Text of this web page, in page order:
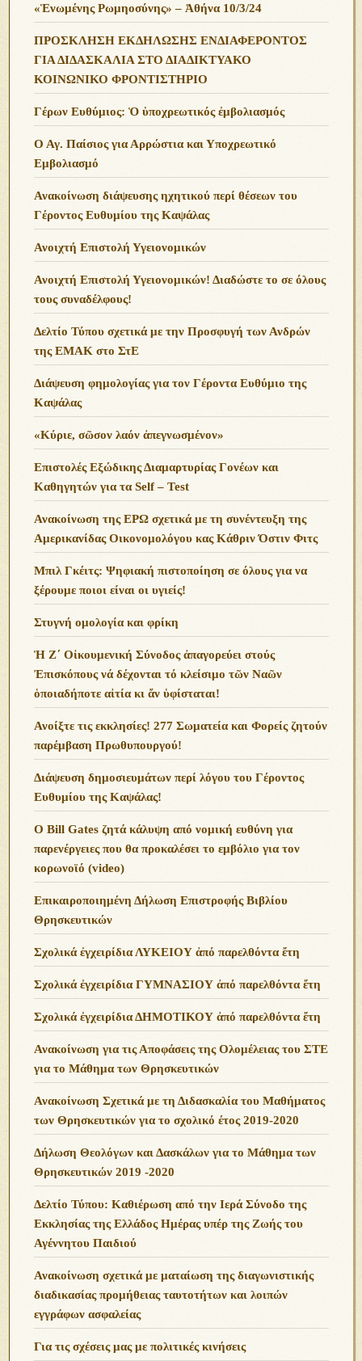
«Ἑνωμένης Ρωμηοσύνης» – Ἀθήνα 10/3/24
ΠΡΟΣΚΛΗΣΗ ΕΚΔΗΛΩΣΗΣ ΕΝΔΙΑΦΕΡΟΝΤΟΣ
ΓΙΑ ΔΙΔΑΣΚΑΛΙΑ ΣΤΟ ΔΙΑΔΙΚΤΥΑΚΟ
ΚΟΙΝΩΝΙΚΟ ΦΡΟΝΤΙΣΤΗΡΙΟ
Γέρων Ευθύμιος: Ὁ ὑποχρεωτικός ἐμβολιασμός
Ο Αγ. Παίσιος για Αρρώστια και Υποχρεωτικό
Εμβολιασμό
Ανακοίνωση διάψευσης ηχητικού περί θέσεων του
Γέροντος Ευθυμίου της Καψάλας
Ανοιχτή Επιστολή Υγειονομικών
Ανοιχτή Επιστολή Υγειονομικών! Διαδώστε το σε όλους
τους συναδέλφους!
Δελτίο Τύπου σχετικά με την Προσφυγή των Ανδρών
της ΕΜΑΚ στο ΣτΕ
Διάψευση φημολογίας για τον Γέροντα Ευθύμιο της
Καψάλας
«Κύριε, σῶσον λαόν ἀπεγνωσμένον»
Επιστολές Εξώδικης Διαμαρτυρίας Γονέων και
Καθηγητών για τα Self – Test
Ανακοίνωση της ΕΡΩ σχετικά με τη συνέντευξη της
Αμερικανίδας Οικονομολόγου κας Κάθριν Όστιν Φιτς
Μπιλ Γκέιτς: Ψηφιακή πιστοποίηση σε όλους για να
ξέρουμε ποιοι είναι οι υγιείς!
Στυγνή ομολογία και φρίκη
Ἡ Ζ΄ Οἰκουμενική Σύνοδος ἀπαγορεύει στούς
Ἐπισκόπους νά δέχονται τό κλείσιμο τῶν Ναῶν
ὁποιαδήποτε αἰτία κι ἄν ὑφίσταται!
Ανoίξτε τις εκκλησίες! 277 Σωματεία και Φορείς ζητούν
παρέμβαση Πρωθυπουργού!
Διάψευση δημοσιευμάτων περί λόγου του Γέροντος
Ευθυμίου της Καψάλας!
O Bill Gates ζητά κάλυψη από νομική ευθύνη για
παρενέργειες που θα προκαλέσει το εμβόλιο για τον
κορωνοϊό (video)
Επικαιροποιημένη Δήλωση Επιστροφής Βιβλίου
Θρησκευτικών
Σχολικά ἐγχειρίδια ΛΥΚΕΙΟΥ ἀπό παρελθόντα ἔτη
Σχολικά ἐγχειρίδια ΓΥΜΝΑΣΙΟΥ ἀπό παρελθόντα ἔτη
Σχολικά ἐγχειρίδια ΔΗΜΟΤΙΚΟΥ ἀπό παρελθόντα ἔτη
Ανακοίνωση για τις Αποφάσεις της Ολομέλειας του ΣΤΕ
για το Μάθημα των Θρησκευτικών
Ανακοίνωση Σχετικά με τη Διδασκαλία του Μαθήματος
των Θρησκευτικών για το σχολικό έτος 2019-2020
Δήλωση Θεολόγων και Δασκάλων για το Μάθημα των
Θρησκευτικών 2019 -2020
Δελτίο Τύπου: Καθιέρωση από την Ιερά Σύνοδο της
Εκκλησίας της Ελλάδος Ημέρας υπέρ της Ζωής του
Αγέννητου Παιδιού
Ανακοίνωση σχετικά με ματαίωση της διαγωνιστικής
διαδικασίας προμήθειας ταυτοτήτων και λοιπών
εγγράφων ασφαλείας
Για τις σχέσεις μας με πολιτικές κινήσεις